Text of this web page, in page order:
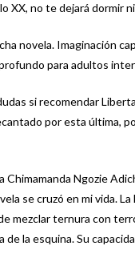
XX, no te dejará dormir
novela. Imaginación
para adultos
si recomendar
por esta última,
Chimamanda Ngozie
se cruzó en mi vida.
mezclar ternura con
de la esquina. Su